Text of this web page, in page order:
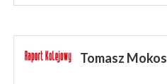
Tomasz Mokos